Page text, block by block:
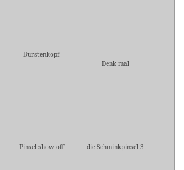
Bürstenkopf
Denk mal
Pinsel show off die Schminkpinsel 3